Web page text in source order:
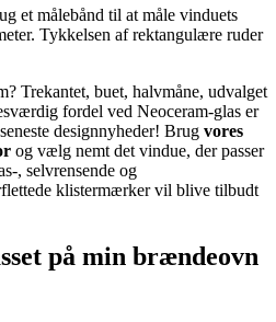
et målebånd til at måle vinduets
Tykkelsen af rektangulære ruder
Trekantet, buet, halvmåne, udvalget
fordel ved Neoceram-glas er
designnyheder! Brug vores
og vælg nemt det vindue, der passer
, selvrensende og
klistermærker vil blive tilbudt
på min brændeovn